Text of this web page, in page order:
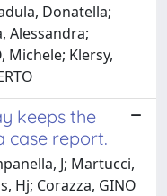
Donatella;
Alessandra;
Michele; Klersy,
keeps the
case report.
J; Martucci,
Hj; Corazza, GINO